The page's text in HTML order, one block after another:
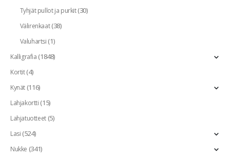
Tyhjät pullot ja purkit(30)
Välirenkaat(38)
Valuhartsi(1)
Kalligrafia(1848)
Kortit(4)
Kynät(116)
Lahjakortti(15)
Lahjatuotteet(5)
Lasi(524)
Nukke (341)